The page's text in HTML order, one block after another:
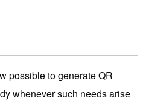
possible to generate QR
whenever such needs arise